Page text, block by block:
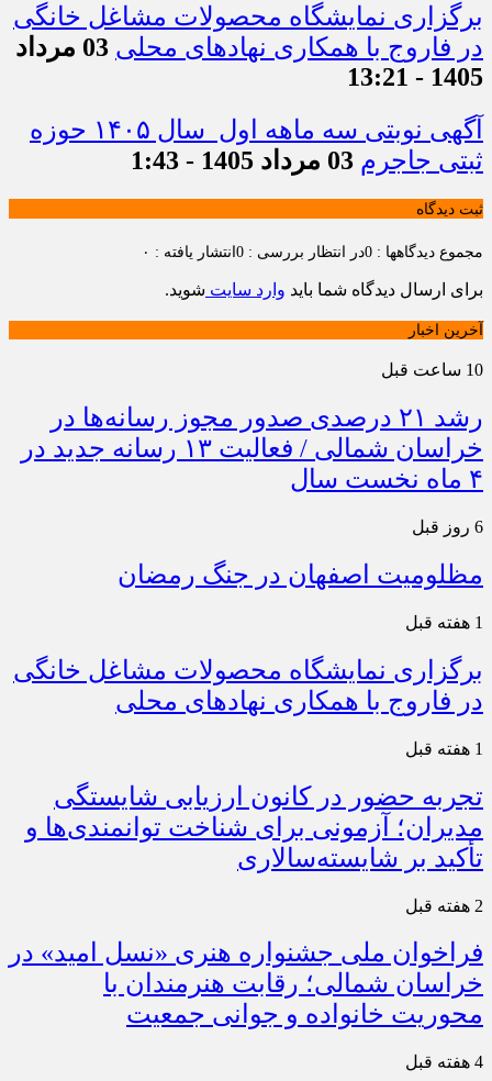
برگزاری نمایشگاه محصولات مشاغل خانگی
در فاروج با همکاری نهادهای محلی
03 مرداد
1405 - 13:21
آگهی نوبتی سه ماهه اول سال ۱۴۰۵ حوزه
ثبتی جاجرم 03 مرداد 1405 - 1:43
ثبت دیدگاه
مجموع دیدگاهها : 0 در انتظار بررسی : 0 انتشار یافته : ۰
برای ارسال دیدگاه شما باید وارد سایت شوید.
آخرین اخبار
10 ساعت قبل
رشد ۲۱ درصدی صدور مجوز رسانه‌ها در
خراسان شمالی / فعالیت ۱۳ رسانه جدید در
۴ ماه نخست سال
6 روز قبل
مظلومیت اصفهان در جنگ رمضان
1 هفته قبل
برگزاری نمایشگاه محصولات مشاغل خانگی
در فاروج با همکاری نهادهای محلی
1 هفته قبل
تجربه حضور در کانون ارزیابی شایستگی
مدیران؛ آزمونی برای شناخت توانمندی‌ها و
تأکید بر شایسته‌سالاری
2 هفته قبل
فراخوان ملی جشنواره هنری «نسل امید» در
خراسان شمالی؛ رقابت هنرمندان با
محوریت خانواده و جوانی جمعیت
4 هفته قبل